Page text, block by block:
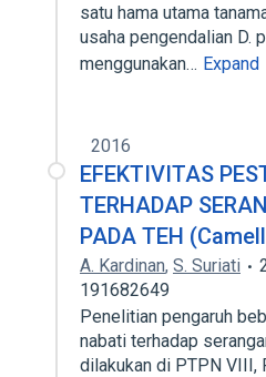
satu hama utama
usaha pengendalian D.
menggunakan… Expand
2016
EFEKTIVITAS
TERHADAP
PADA TEH
A. Kardinan, S. Suriati
191682649
Penelitian pengaruh
nabati terhadap
dilakukan di PTPN VIII,